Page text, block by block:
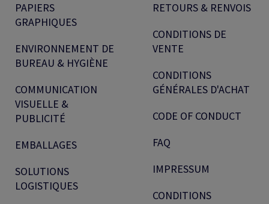
PAPIERS
GRAPHIQUES
ENVIRONNEMENT DE
BUREAU & HYGIÈNE
COMMUNICATION
VISUELLE &
PUBLICITÉ
EMBALLAGES
SOLUTIONS
LOGISTIQUES
RETOURS & RENVOIS
CONDITIONS DE
VENTE
CONDITIONS
GÉNÉRALES D'ACHAT
CODE OF CONDUCT
FAQ
IMPRESSUM
CONDITIONS